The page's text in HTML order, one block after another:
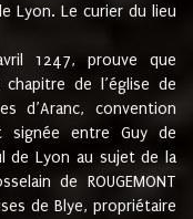
Lyon. Le curier du lieu
1247, prouve que
chapitre de l’église de
d’Aranc, convention
signée entre Guy de
de Lyon au sujet de la
de ROUGEMONT
de Blye, propriétaire